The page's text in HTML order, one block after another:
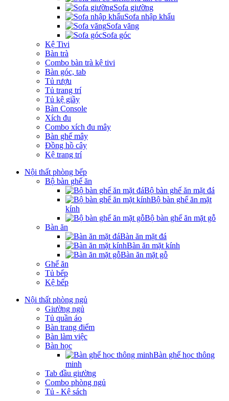
Sofa giường
Sofa nhập khẩu
Sofa văng
Sofa góc
Kệ Tivi
Bàn trà
Combo bàn trà kệ tivi
Bàn góc, tab
Tủ rượu
Tủ trang trí
Tủ kệ giầy
Bàn Console
Xích đu
Combo xích đu mây
Bàn ghế mây
Đồng hồ cây
Kệ trang trí
Nội thất phòng bếp
Bộ bàn ghế ăn
Bộ bàn ghế ăn mặt đá
Bộ bàn ghế ăn mặt
kính
Bộ bàn ghế ăn mặt gỗ
Bàn ăn
Bàn ăn mặt đá
Bàn ăn mặt kính
Bàn ăn mặt gỗ
Ghế ăn
Tủ bếp
Kệ bếp
Nội thất phòng ngủ
Giường ngủ
Tủ quần áo
Bàn trang điểm
Bàn làm việc
Bàn học
Bàn ghế học thông
minh
Tab đầu giường
Combo phòng ngủ
Tủ - Kệ sách